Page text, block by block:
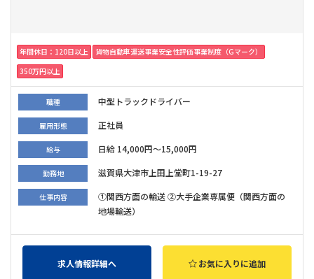
年間休日：120日以上
貨物自動車運送事業安全性評価事業制度（Gマーク）
350万円以上
職種 中型トラックドライバー
雇用形態 正社員
給与 日給 14,000円～15,000円
勤務地 滋賀県大津市上田上堂町1-19-27
仕事内容
①関西方面の輸送 ②大手企業専属便（関西方面の
地場輸送）
求人情報詳細へ お気に入りに追加